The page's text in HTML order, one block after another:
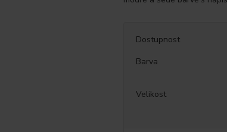
Dostupnost
Barva
Velikost